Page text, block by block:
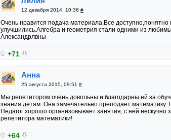
12 декабря 2014, 10:36 #
Очень нравится подача материала.Все
улучшились.Алгебра и геометрия стали одними из
Александрлвны
+71
Анна
25 августа 2015, 09:51 #
Мы репетитором очень довольны и благодарны ей за
знания детям. Она замечательно преподает
Педагог хорошо организовывает занятия, с ней
репетитора математики!
+64